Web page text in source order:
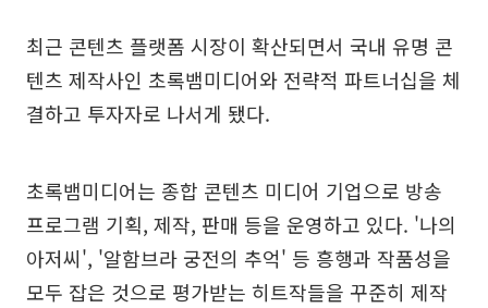
최근 콘텐츠 플랫폼 시장이 확산되면서 국내 유명 콘
텐츠 제작사인 초록뱀미디어와 전략적 파트너십을 체
결하고 투자자로 나서게 됐다.
초록뱀미디어는 종합 콘텐츠 미디어 기업으로 방송
프로그램 기획, 제작, 판매 등을 운영하고 있다. '나의
아저씨', '알함브라 궁전의 추억' 등 흥행과 작품성을
모두 잡은 것으로 평가받는 히트작들을 꾸준히 제작